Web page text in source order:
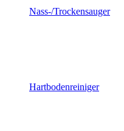
Nass-/Trockensauger
Hartbodenreiniger